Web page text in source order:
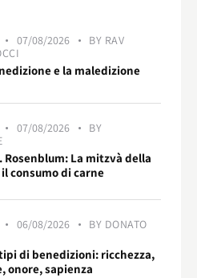
07/08/2026 BY RAV
e la maledizione
07/08/2026
BY
Rosenblum: La mitzvà della
consumo di carne
06/08/2026 BY DONATO
di benedizioni: ricchezza,
onore, sapienza